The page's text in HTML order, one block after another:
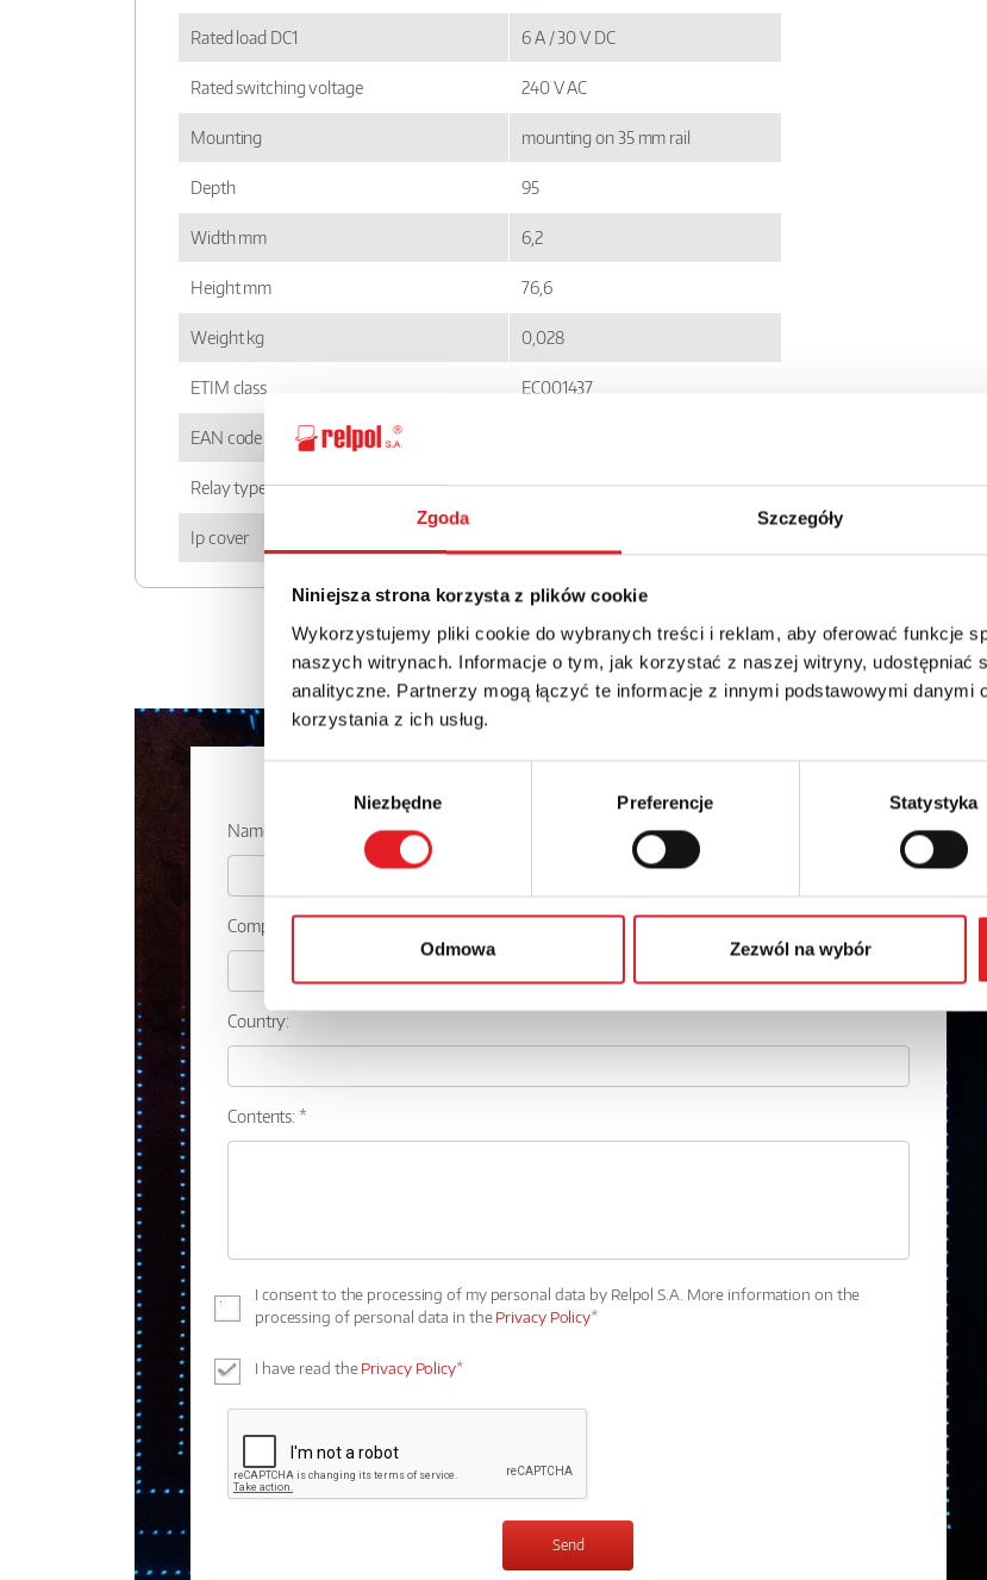
Zgoda Szczegóły
Niniejsza strona korzysta z plików cookie
Wykorzystujemy pliki cookie do wybranych treści i reklam, aby oferować funkcje
naszych witrynach. Informacje o tym, jak korzystać z naszej witryny, udostępniać
analityczne. Partnerzy mogą łączyć te informacje z innymi podstawowymi danymi
korzystania z ich usług.
Niezbędne Preferencje Statystyka
Odmowa Zezwól na wybór
Rated load DC1 6 A / 30 V DC
Rated switching voltage 240 V AC
Mounting mounting on 35 mm rail
Depth 95
Width mm 6,2
Height mm 76,6
Weight kg 0,028
ETIM class EC001437
EAN code
Relay type SIR6WB-...
Ip cover
Name: * Email: *
Company: Phone:
Country:
Contents: *
I consent to the processing of my personal data by Relpol S.A. More information on the
processing of personal data in thePrivacy Policy*
I have read thePrivacy Policy*